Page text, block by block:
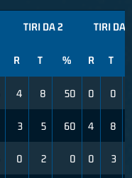
TIRI DA 2 TIRI DA
R T % R T
4 8 50 0 0
3 5 60 4 8
0 2 0 0 3